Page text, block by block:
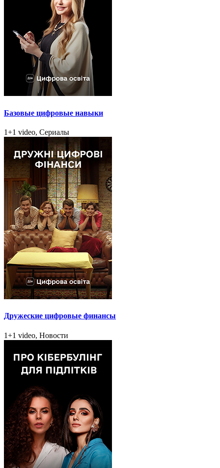
Базовые цифровые навыки
1+1 video, Сериалы
Дружеские цифровые финансы
1+1 video, Новости